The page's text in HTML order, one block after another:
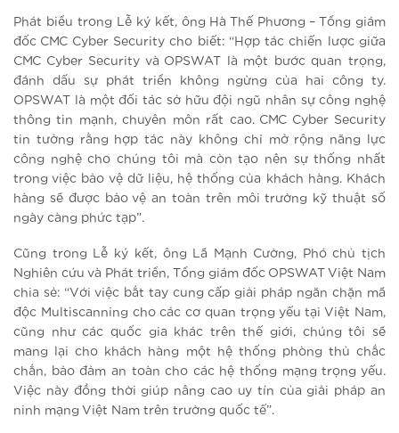
Phát biểu trong Lễ ký kết, ông Hà Thế Phương – Tổng giám
đốc CMC Cyber Security cho biết: “Hợp tác chiến lược giữa
CMC Cyber Security và OPSWAT là một bước quan trọng,
đánh dấu sự phát triển không ngừng của hai công ty.
OPSWAT là một đối tác sở hữu đội ngũ nhân sự công nghệ
thông tin mạnh, chuyên môn rất cao. CMC Cyber Security
tin tưởng rằng hợp tác này không chỉ mở rộng năng lực
công nghệ cho chúng tôi mà còn tạo nên sự thống nhất
trong việc bảo vệ dữ liệu, hệ thống của khách hàng. Khách
hàng sẽ được bảo vệ an toàn trên môi trường kỹ thuật số
ngày càng phức tạp”.
Cũng trong Lễ ký kết, ông Lã Mạnh Cường, Phó chủ tịch
Nghiên cứu và Phát triển, Tổng giám đốc OPSWAT Việt Nam
chia sẻ: “Với việc bắt tay cung cấp giải pháp ngăn chặn mã
độc Multiscanning cho các cơ quan trọng yếu tại Việt Nam,
cũng như các quốc gia khác trên thế giới, chúng tôi sẽ
mang lại cho khách hàng một hệ thống phòng thủ chắc
chắn, bảo đảm an toàn cho các hệ thống mạng trọng yếu.
Việc này đồng thời giúp nâng cao uy tín của giải pháp an
ninh mạng Việt Nam trên trường quốc tế”.